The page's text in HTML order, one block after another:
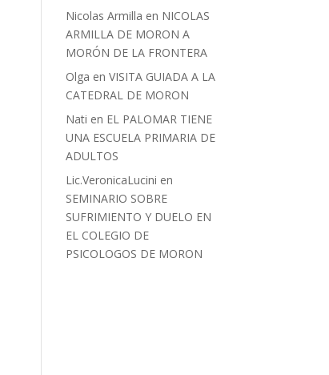
Nicolas Armilla en NICOLAS
ARMILLA DE MORON A
MORÓN DE LA FRONTERA
Olga enVISITA GUIADA A LA
CATEDRAL DE MORON
Nati en EL PALOMAR TIENE
UNA ESCUELA PRIMARIA DE
ADULTOS
Lic.VeronicaLucini en
SEMINARIO SOBRE
SUFRIMIENTO Y DUELO EN
EL COLEGIO DE
PSICOLOGOS DE MORON